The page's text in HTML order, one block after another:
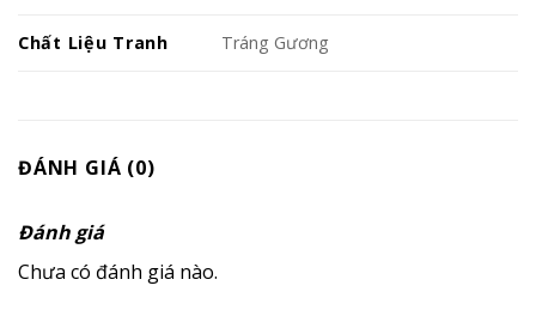
Chất Liệu Tranh Tráng Gương
ĐÁNH GIÁ (0)
Đánh giá
Chưa có đánh giá nào.